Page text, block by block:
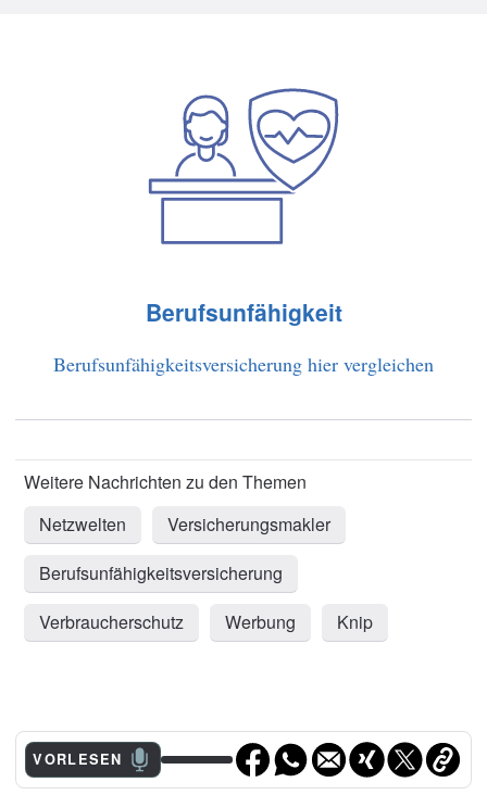
Berufsunfähigkeit
Berufsunfähigkeitsversicherung hier vergleichen
Netzwelten
Versicherungsmakler
Berufsunfähigkeitsversicherung
Verbraucherschutz
Werbung Knip
VORLESEN